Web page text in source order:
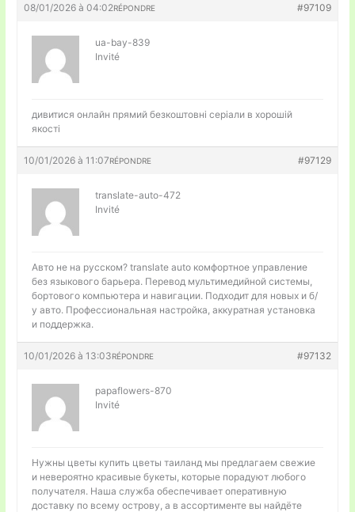
08/01/2026 à 04:02 #97109
RÉPONDRE
ua-bay-839
Invité
дивитися онлайн прямийбезкоштовні серіали в хорошій
якості
10/01/2026 à 11:07 #97129
RÉPONDRE
translate-auto-472
Invité
Авто не на русском?translate auto комфортное управление
без языкового барьера. Перевод мультимедийной системы,
бортового компьютера и навигации. Подходит для новых и б/
у авто. Профессиональная настройка, аккуратная установка
и поддержка.
10/01/2026 à 13:03 #97132
RÉPONDRE
papaflowers-870
Invité
Нужны цветы купить цветы таиланд мы предлагаем свежие
и невероятно красивые букеты, которые порадуют любого
получателя. Наша служба обеспечивает оперативную
доставку по всему острову, а в ассортименте вы найдёте